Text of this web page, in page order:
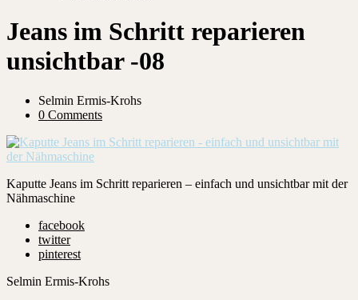
Jeans im Schritt reparieren
unsichtbar -08
Selmin Ermis-Krohs
0 Comments
Kaputte Jeans im Schritt reparieren – einfach und unsichtbar mit der
Nähmaschine
facebook
twitter
pinterest
Selmin Ermis-Krohs